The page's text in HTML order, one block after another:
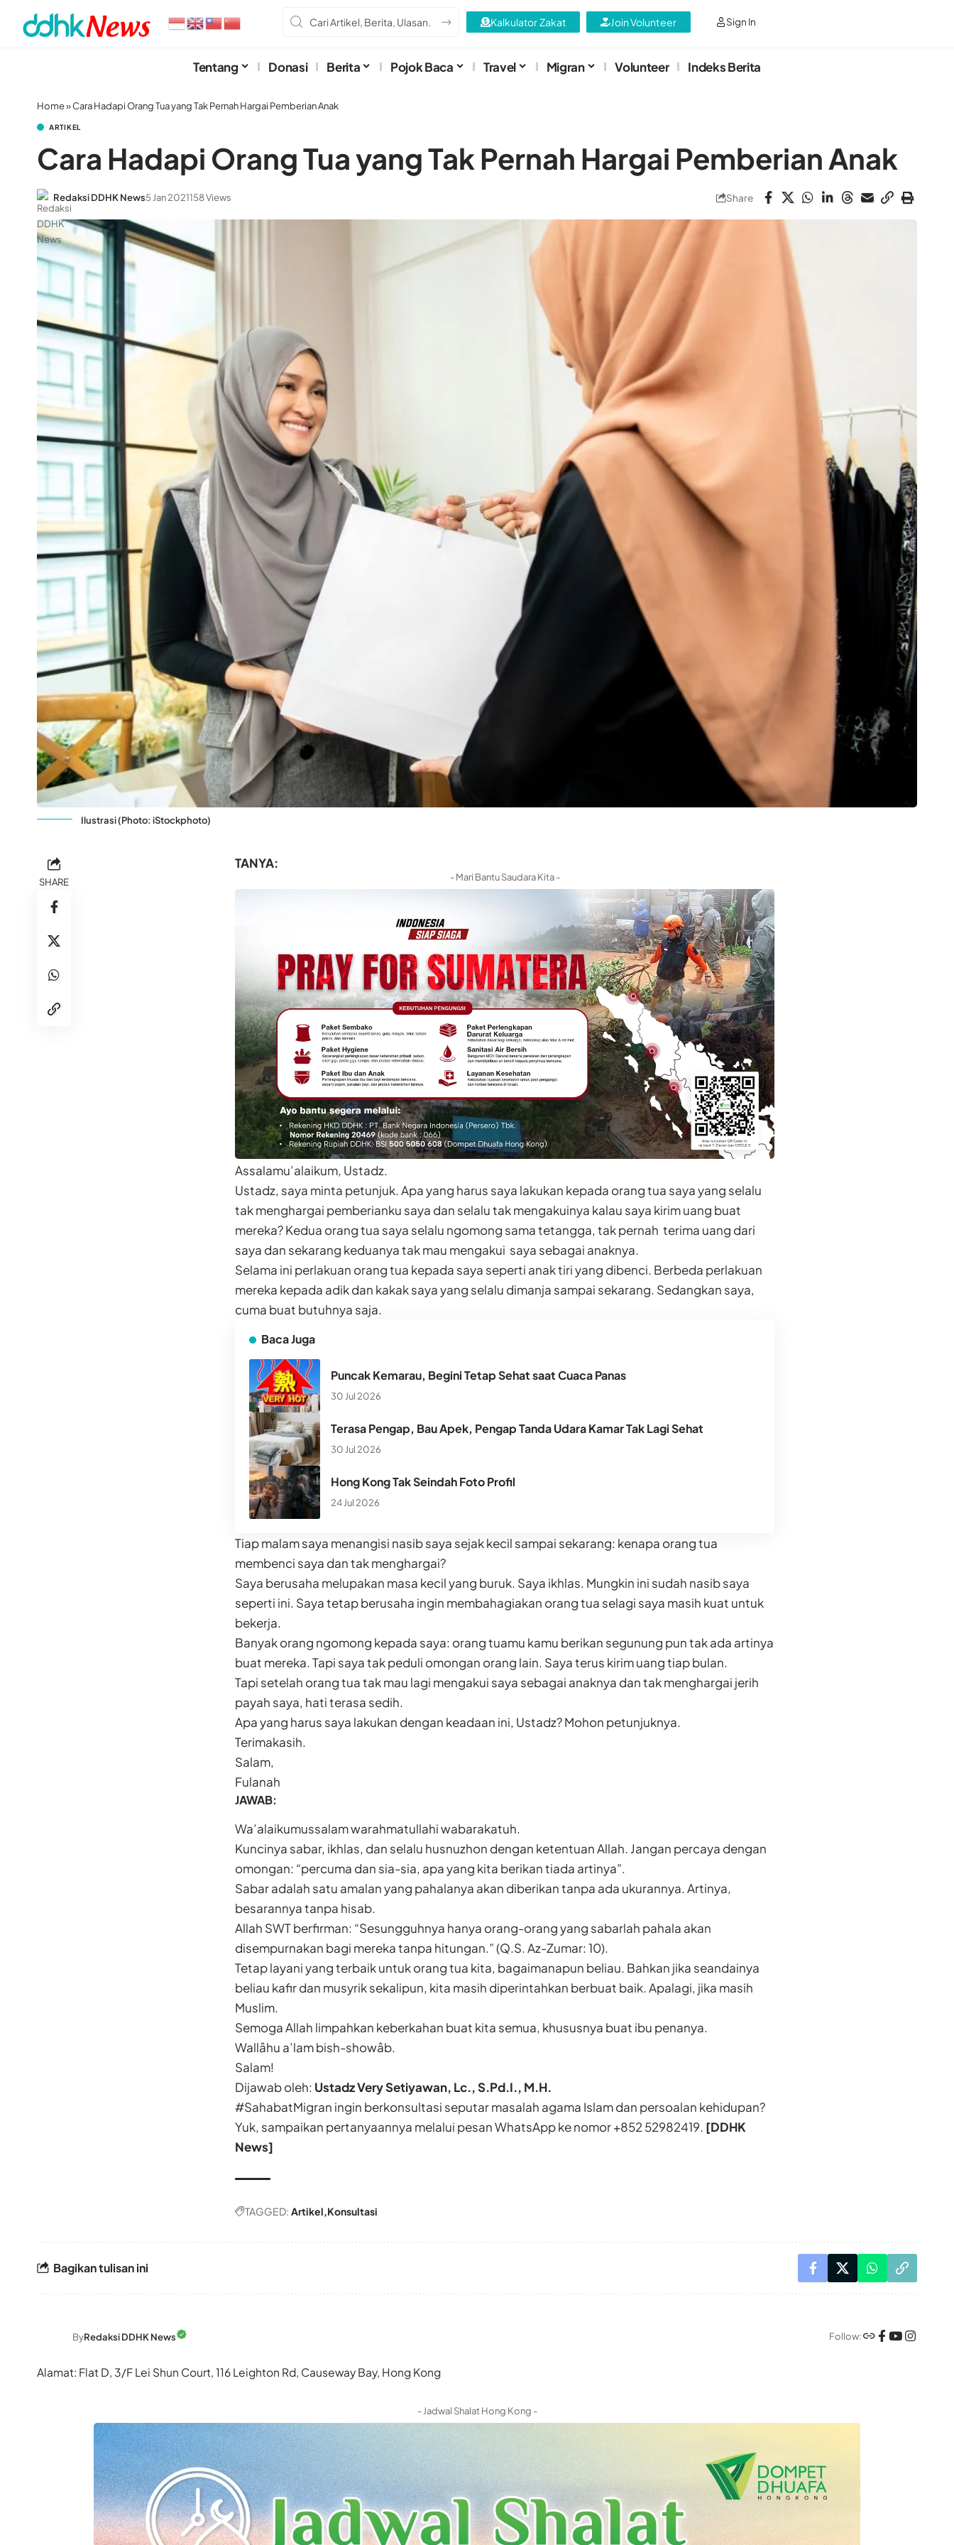
Sign In
Kalkulator Zakat Join Volunteer
Tentang Donasi Berita Pojok Baca Travel Migran Volunteer Indeks Berita
Home»Cara Hadapi Orang Tua yang Tak Pernah Hargai Pemberian Anak
ARTIKEL
Cara Hadapi Orang Tua yang Tak Pernah Hargai Pemberian Anak
Redaksi DDHK News5 Jan 2021158 Views Share
Ilustrasi (Photo: iStockphoto)
SHARE
TANYA:
- Mari Bantu Saudara Kita -
Assalamu’alaikum, Ustadz.
Ustadz, saya minta petunjuk. Apa yang harus saya lakukan kepada orang tua saya yang selalu
tak menghargai pemberianku saya dan selalu tak mengakuinya kalau saya kirim uang buat
mereka? Kedua orang tua saya selalu ngomong sama tetangga, tak pernah terima uang dari
saya dan sekarang keduanya tak mau mengakui saya sebagai anaknya.
Selama ini perlakuan orang tua kepada saya seperti anak tiri yang dibenci. Berbeda perlakuan
mereka kepada adik dan kakak saya yang selalu dimanja sampai sekarang. Sedangkan saya,
cuma buat butuhnya saja.
Baca Juga
Puncak Kemarau, Begini Tetap Sehat saat Cuaca Panas
30 Jul 2026
Terasa Pengap, Bau Apek, Pengap Tanda Udara Kamar Tak Lagi Sehat
30 Jul 2026
Hong Kong Tak Seindah Foto Profil
24 Jul 2026
Tiap malam saya menangisi nasib saya sejak kecil sampai sekarang: kenapa orang tua
membenci saya dan tak menghargai?
Saya berusaha melupakan masa kecil yang buruk. Saya ikhlas. Mungkin ini sudah nasib saya
seperti ini. Saya tetap berusaha ingin membahagiakan orang tua selagi saya masih kuat untuk
bekerja.
Banyak orang ngomong kepada saya: orang tuamu kamu berikan segunung pun tak ada artinya
buat mereka. Tapi saya tak peduli omongan orang lain. Saya terus kirim uang tiap bulan.
Tapi setelah orang tua tak mau lagi mengakui saya sebagai anaknya dan tak menghargai jerih
payah saya, hati terasa sedih.
Apa yang harus saya lakukan dengan keadaan ini, Ustadz? Mohon petunjuknya.
Terimakasih.
Salam,
Fulanah
JAWAB:
Wa’alaikumussalam warahmatullahi wabarakatuh.
Kuncinya sabar, ikhlas, dan selalu husnuzhon dengan ketentuan Allah. Jangan percaya dengan
omongan: “percuma dan sia-sia, apa yang kita berikan tiada artinya”.
Sabar adalah satu amalan yang pahalanya akan diberikan tanpa ada ukurannya. Artinya,
besarannya tanpa hisab.
Allah SWT berfirman: “Sesungguhnya hanya orang-orang yang sabarlah pahala akan
disempurnakan bagi mereka tanpa hitungan.” (Q.S. Az-Zumar: 10).
Tetap layani yang terbaik untuk orang tua kita, bagaimanapun beliau. Bahkan jika seandainya
beliau kafir dan musyrik sekalipun, kita masih diperintahkan berbuat baik. Apalagi, jika masih
Muslim.
Semoga Allah limpahkan keberkahan buat kita semua, khususnya buat ibu penanya.
Wallâhu a’lam bish-showâb.
Salam!
Dijawab oleh: Ustadz Very Setiyawan, Lc., S.Pd.I., M.H.
#SahabatMigran ingin berkonsultasi seputar masalah agama Islam dan persoalan kehidupan?
Yuk, sampaikan pertanyaannya melalui pesan WhatsApp ke nomor+852 52982419. [DDHK
News]
TAGGED: Artikel Konsultasi
Bagikan tulisan ini
ByRedaksi DDHK News Follow:
Alamat: Flat D, 3/F Lei Shun Court, 116 Leighton Rd, Causeway Bay, Hong Kong
- Jadwal Shalat Hong Kong -